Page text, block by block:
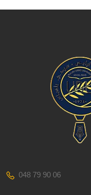
048 79 90 06